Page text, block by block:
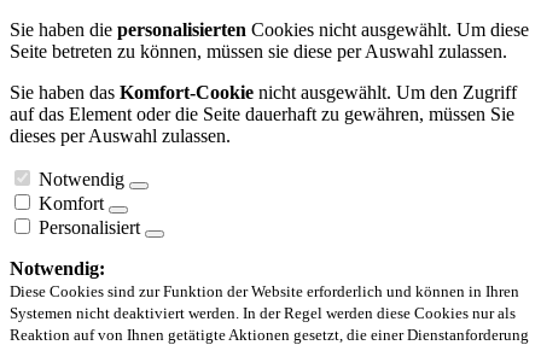
Sie haben die personalisierten Cookies nicht ausgewählt. Um diese
Seite betreten zu können, müssen sie diese per Auswahl zulassen.
Sie haben das Komfort-Cookie nicht ausgewählt. Um den Zugriff
auf das Element oder die Seite dauerhaft zu gewähren, müssen Sie
dieses per Auswahl zulassen.
Notwendig
Komfort
Personalisiert
Notwendig:
Diese Cookies sind zur Funktion der Website erforderlich und können in Ihren
Systemen nicht deaktiviert werden. In der Regel werden diese Cookies nur als
Reaktion auf von Ihnen getätigte Aktionen gesetzt, die einer Dienstanforderung